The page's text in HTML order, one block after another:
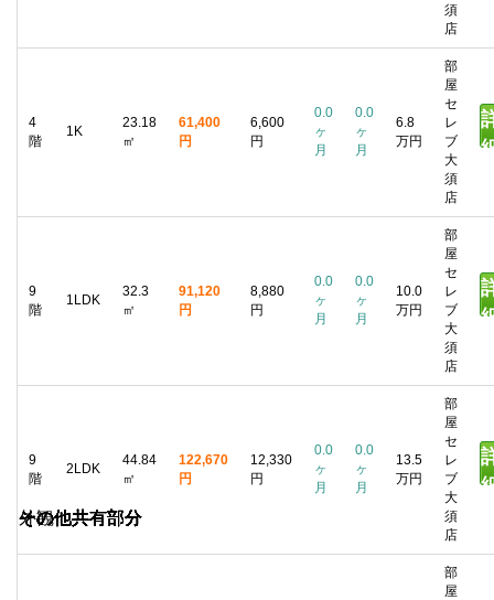
外観
その他共有部分
その他共有部分
その他共有部分
その他共有部分
その他共有部分
その他共有部分
その他共有部分
その他共有部分
その他共有部分
須
店
4
階
1K
23.18
㎡
61,400
円
6,600
円
0.0
ヶ
月
0.0
ヶ
月
6.8
万円
部
屋
セ
レ
ブ
大
須
店
9
階
1LDK
32.3
㎡
91,120
円
8,880
円
0.0
ヶ
月
0.0
ヶ
月
10.0
万円
部
屋
セ
レ
ブ
大
須
店
9
階
2LDK
44.84
㎡
122,670
円
12,330
円
0.0
ヶ
月
0.0
ヶ
月
13.5
万円
部
屋
セ
レ
ブ
大
須
店
部
屋